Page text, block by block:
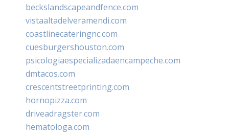
beckslandscapeandfence.com
vistaaltadelveramendi.com
coastlinecateringnc.com
cuesburgershouston.com
psicologiaespecializadaencampeche.com
dmtacos.com
crescentstreetprinting.com
hornopizza.com
driveadragster.com
hematologa.com